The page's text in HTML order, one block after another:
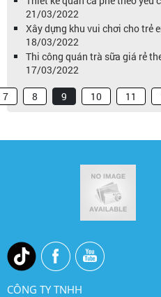
21/03/2022
Xây dựng khu vui chơi cho trẻ
18/03/2022
Thi công quán trà sữa giá rẻ
17/03/2022
7 8 9 10 11
CÔNG TY TNHH